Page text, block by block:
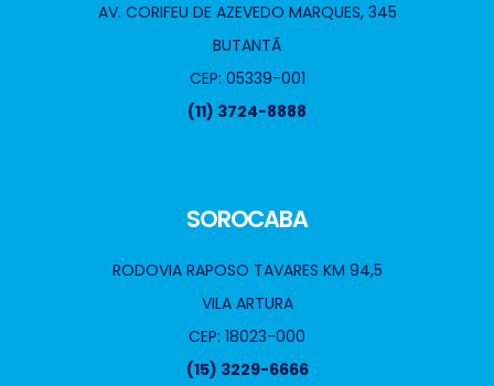
AV. CORIFEU DE AZEVEDO MARQUES, 345
BUTANTÃ
CEP: 05339-001
(11) 3724-8888
SOROCABA
RODOVIA RAPOSO TAVARES KM 94,5
VILA ARTURA
CEP: 18023-000
(15) 3229-6666